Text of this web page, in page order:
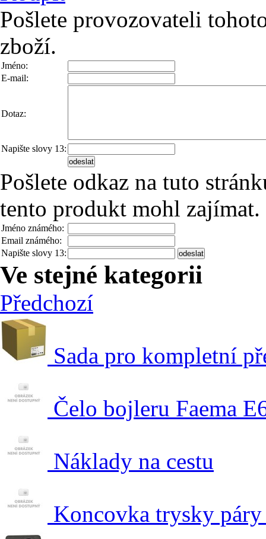
Pošlete provozovateli
zboží.
Jméno:
E-mail:
Dotaz:
Napište slovy 13:
Pošlete odkaz na tuto
tento produkt mohl zajímat.
Jméno známého:
Email známého:
Napište slovy 13:
Ve stejné kategorii
Předchozí
Sada pro kompletní
Čelo bojleru Faema
Náklady na cestu
Koncovka trysky